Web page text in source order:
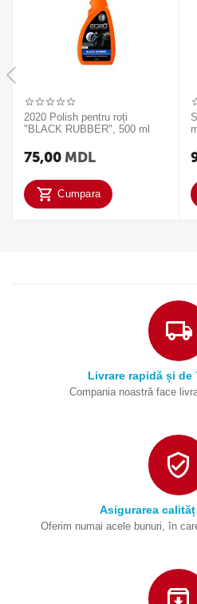
2020 Polish pentru roți
"BLACK RUBBER", 500 ml
75,00 MDL
Cumpara
Livrare rapidă și
Compania noastră face
Asigurarea
Oferim numai acele bunuri, în